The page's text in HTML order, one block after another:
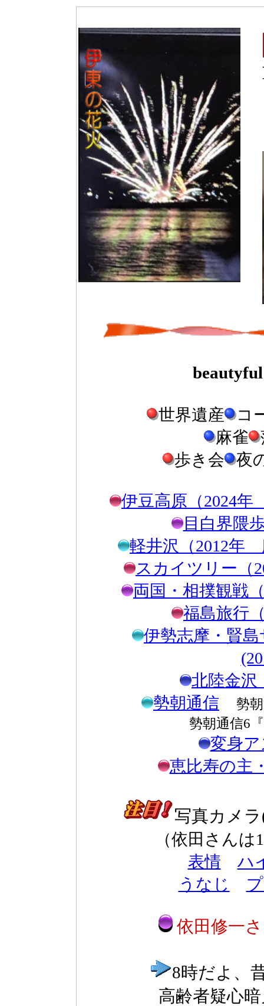
世界遺産
コ
麻雀
歩き会
夜
伊豆高原（2024
目白界隈
軽井沢（2012年
スカイツリー（
両国・相撲観戦
福島旅行
伊勢志摩・賢
北陸金沢
勢朝通信
勢
勢朝通信6
変身
恵比寿の主
写真カメ
（依田さん
表情
ハ
うなじ
依田修一
8時だよ、
高齢者疑心